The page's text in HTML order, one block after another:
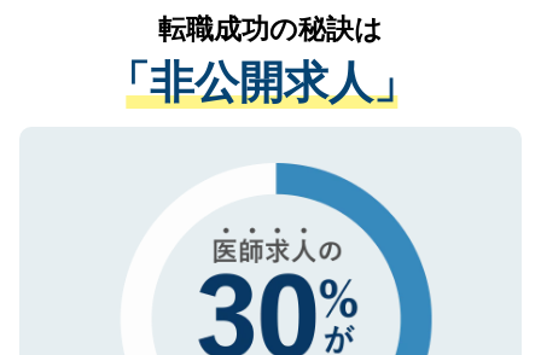
は、個人情報の取り扱いについての厳密な
管理基準を満たした事業者のみに付与され
る、プライバシーマークを取得済みです。
で、機密保持に関してもご安心ください。
かがいして、現在の医療機関の状況や紹介
経験をまじえながら、適切なアドバイスを
させていただきます。すぐにご転職をされ
ない方には、長期的なサポートが可能です
ので、まずはご登録ください。
転職成功の秘訣は
「非公開求人」